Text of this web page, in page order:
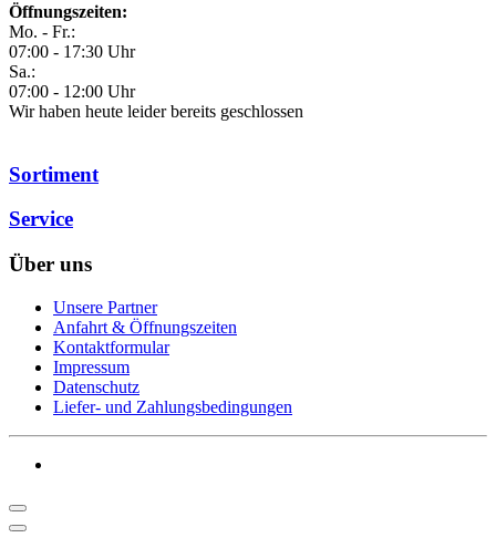
Öffnungszeiten:
Mo. - Fr.:
07:00 - 17:30 Uhr
Sa.:
07:00 - 12:00 Uhr
Wir haben heute leider bereits geschlossen
Sortiment
Service
Über uns
Unsere Partner
Anfahrt & Öffnungszeiten
Kontaktformular
Impressum
Datenschutz
Liefer- und Zahlungsbedingungen